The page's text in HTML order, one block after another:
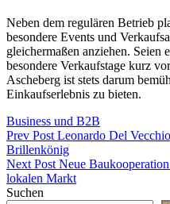
Neben dem regulären Betrieb
besondere Events und
gleichermaßen anziehen. Seien
besondere Verkaufstage kurz
Ascheberg ist stets darum
Einkaufserlebnis zu bieten.
Categories
Business und B2B
Beitragsnavigation
Previous
Post
Prev Post Leonardo Del
Brillenkönig
Next
Post
Next Post Neue
lokalen Markt
Suchen